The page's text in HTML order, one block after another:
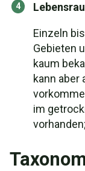
Einzeln
Gebieten
kaum
kann aber
im